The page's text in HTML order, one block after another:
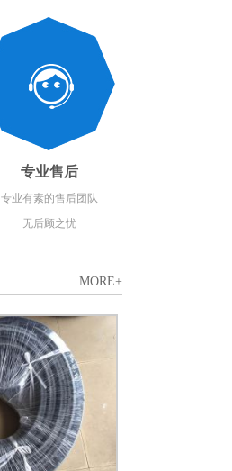
专业售后
专业有素的售后团队
无后顾之忧
MORE+